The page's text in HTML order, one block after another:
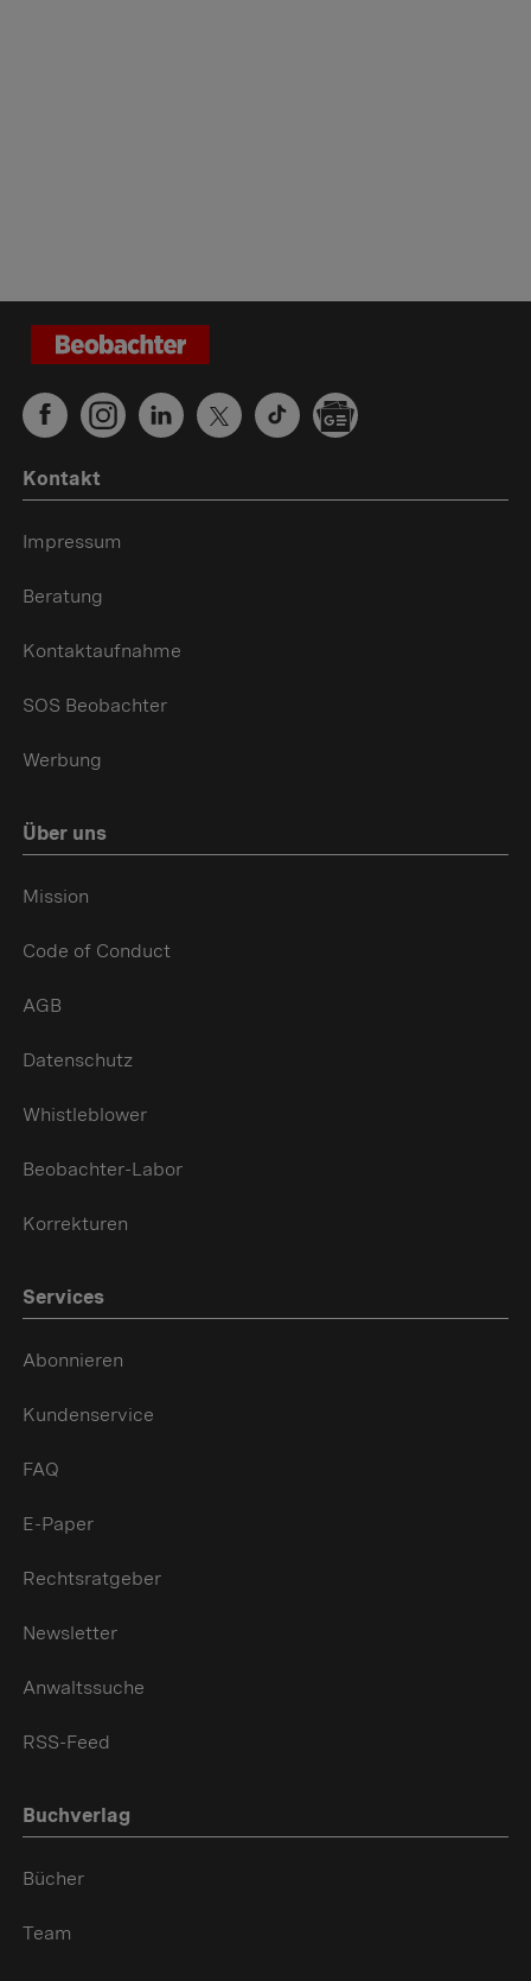
Kontakt
Impressum
Beratung
Kontaktaufnahme
SOS Beobachter
Werbung
Über uns
Mission
Code of Conduct
AGB
Datenschutz
Whistleblower
Beobachter-Labor
Korrekturen
Services
Abonnieren
Kundenservice
FAQ
E-Paper
Rechtsratgeber
Newsletter
Anwaltssuche
RSS-Feed
Buchverlag
Bücher
Team